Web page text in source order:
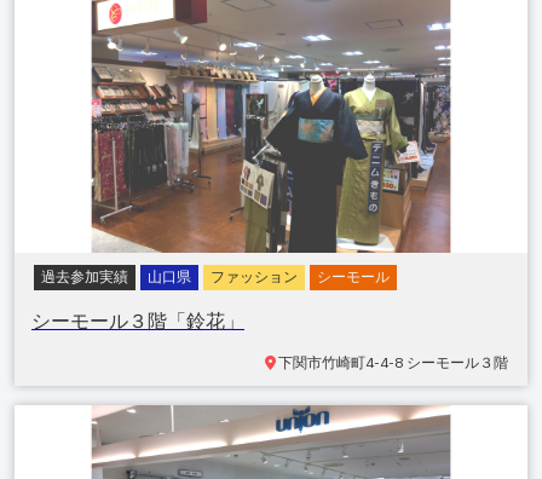
過去参加実績 山口県 ファッション シーモール
シーモール３階「鈴花」
下関市竹崎町4-4-8 シーモール３階